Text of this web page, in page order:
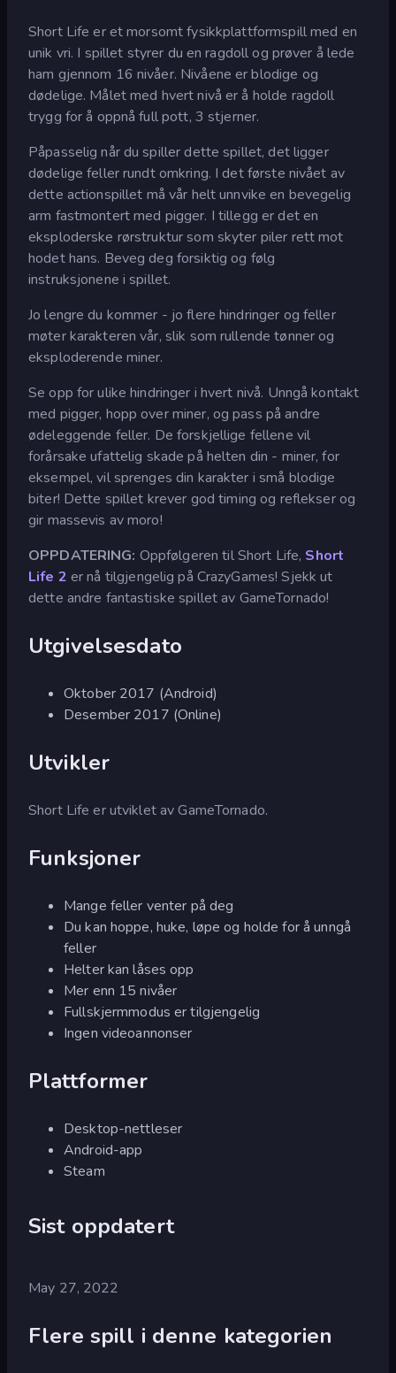
Short Life er et morsomt fysikkplattformspill med en
unik vri. I spillet styrer du en ragdoll og prøver å lede
ham gjennom 16 nivåer. Nivåene er blodige og
dødelige. Målet med hvert nivå er å holde ragdoll
trygg for å oppnå full pott, 3 stjerner.
Påpasselig når du spiller dette spillet, det ligger
dødelige feller rundt omkring. I det første nivået av
dette actionspillet må vår helt unnvike en bevegelig
arm fastmontert med pigger. I tillegg er det en
eksploderske rørstruktur som skyter piler rett mot
hodet hans. Beveg deg forsiktig og følg
instruksjonene i spillet.
Jo lengre du kommer - jo flere hindringer og feller
møter karakteren vår, slik som rullende tønner og
eksploderende miner.
Se opp for ulike hindringer i hvert nivå. Unngå kontakt
med pigger, hopp over miner, og pass på andre
ødeleggende feller. De forskjellige fellene vil
forårsake ufattelig skade på helten din - miner, for
eksempel, vil sprenges din karakter i små blodige
biter! Dette spillet krever god timing og reflekser og
gir massevis av moro!
OPPDATERING: Oppfølgeren til Short Life, Short
Life 2 er nå tilgjengelig på CrazyGames! Sjekk ut
dette andre fantastiske spillet av GameTornado!
Utgivelsesdato
Oktober 2017 (Android)
Desember 2017 (Online)
Utvikler
Short Life er utviklet av GameTornado.
Funksjoner
Mange feller venter på deg
Du kan hoppe, huke, løpe og holde for å unngå
feller
Helter kan låses opp
Mer enn 15 nivåer
Fullskjermmodus er tilgjengelig
Ingen videoannonser
Plattformer
Desktop-nettleser
Android-app
Steam
Sist oppdatert
May 27, 2022
Flere spill i denne kategorien